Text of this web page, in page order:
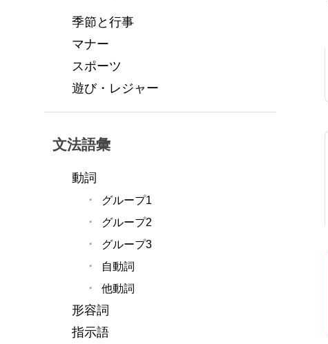
季節と行事
マナー
スポーツ
遊び・レジャー
文法語彙
動詞
グループ1
グループ2
グループ3
自動詞
他動詞
形容詞
指示語